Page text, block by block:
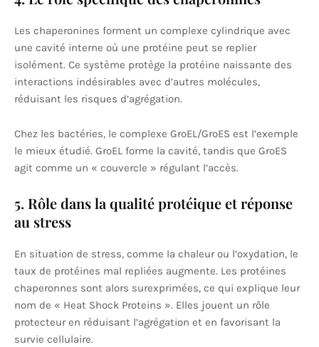
Les chaperonines forment un complexe cylindrique avec
une cavité interne où une protéine peut se replier
isolément. Ce système protège la protéine naissante des
interactions indésirables avec d’autres molécules,
réduisant les risques d’agrégation.
Chez les bactéries, le complexe GroEL/GroES est l’exemple
le mieux étudié. GroEL forme la cavité, tandis que GroES
agit comme un « couvercle » régulant l’accès.
5. Rôle dans la qualité protéique et réponse
au stress
En situation de stress, comme la chaleur ou l’oxydation, le
taux de protéines mal repliées augmente. Les protéines
chaperonnes sont alors surexprimées, ce qui explique leur
nom de « Heat Shock Proteins ». Elles jouent un rôle
protecteur en réduisant l’agrégation et en favorisant la
survie cellulaire.